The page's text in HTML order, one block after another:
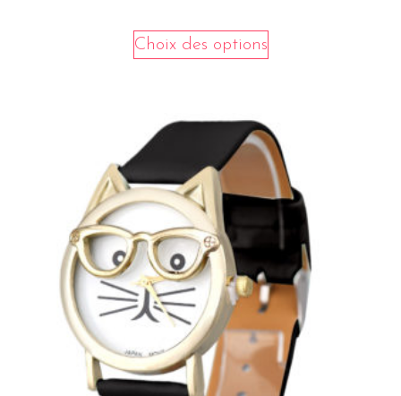
Choix des options